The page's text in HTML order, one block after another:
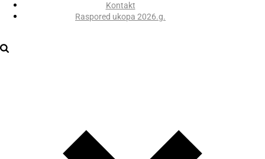
Kontakt
Raspored ukopa 2026.g.